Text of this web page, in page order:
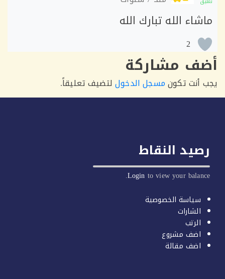
الله تبارك الله
2
مشاركة
تكونمسجل الدخوللتضيف تعليقاً.
النقاط
Loginto view your
سياسة الخصوصية
الشارات
الرتب
اضف مشروع
اضف مقالة